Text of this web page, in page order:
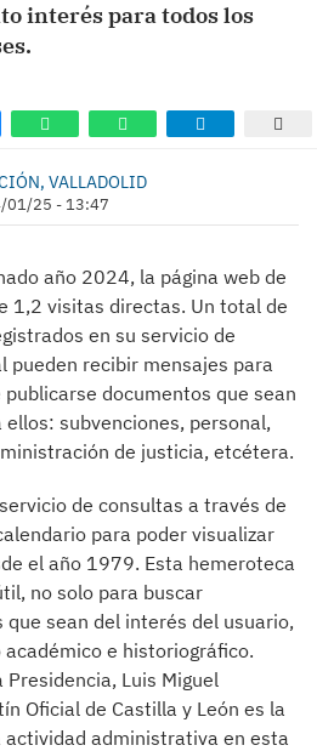
interés para todos los
VALLADOLID
01/25 - 13:47
año 2024, la página web de
1,2 visitas directas. Un total de
en su servicio de
pueden recibir mensajes para
documentos que sean
subvenciones, personal,
de justicia, etcétera.
de consultas a través de
para poder visualizar
el año 1979. Esta hemeroteca
no solo para buscar
sean del interés del usuario,
e historiográfico.
Presidencia, Luis Miguel
Oficial de Castilla y León es la
administrativa en esta